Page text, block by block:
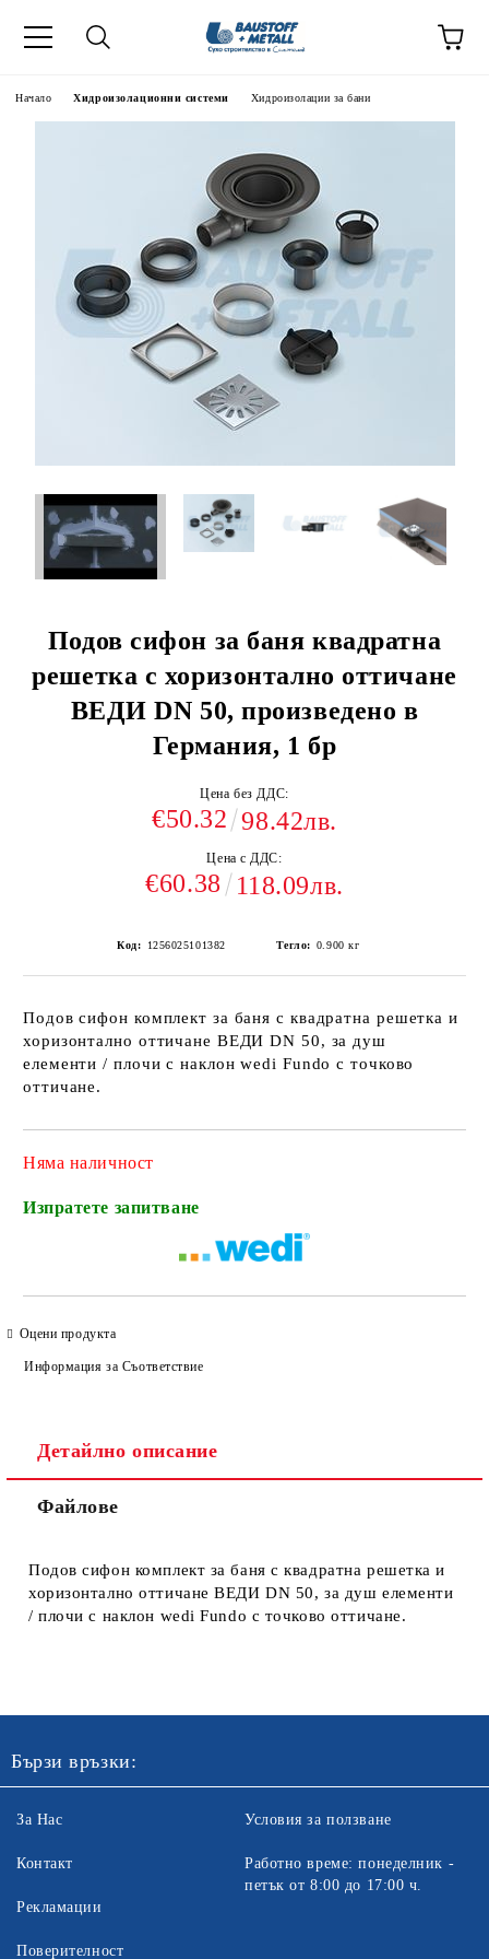
Начало Хидроизолационни системи Хидроизолации за бани
Подов сифон за баня квадратна
решетка с хоризонтално оттичане
ВЕДИ DN 50, произведено в
Германия, 1 бр
Цена без ДДС:
€50.32 98.42лв.
Цена с ДДС:
€60.38 118.09лв.
Код: 1256025101382 Тегло: 0.900 кг
Подов сифон комплект за баня с квадратна решетка и
хоризонтално оттичане ВЕДИ DN 50, за душ
елементи / плочи с наклон wedi Fundo с точково
оттичане.
Няма наличност
Изпратете запитване
Оцени продукта
Информация за Съответствие
Детайлно описание
Файлове
Подов сифон комплект за баня с квадратна решетка и
хоризонтално оттичане ВЕДИ DN 50, за душ елементи
/ плочи с наклон wedi Fundo с точково оттичане.
Бързи връзки:
За Нас
Контакт
Рекламации
Поверителност
Условия за ползване
Работно време: понеделник -
петък от 8:00 до 17:00 ч.